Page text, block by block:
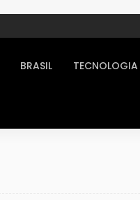
BRASIL TECNOLOGIA